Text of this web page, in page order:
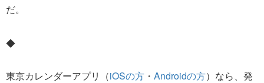
だ。
◆
東京カレンダーアプリ（iOSの方 ・ Androidの方）なら、発